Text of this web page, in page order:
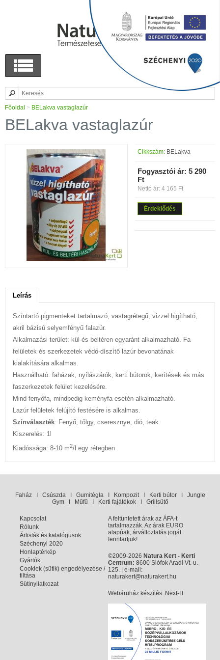
Főoldal > BELakva vastaglazúr
BELakva vastaglazúr
Cikkszám: BELakva
Fogyasztói ár: 5 290
Ft
Nettó ár: 4 165 Ft
Érdeklődés
Leírás
Színtartó pigmenteket tartalmazó, vastagrétegű, vizzel higítható,
akril bázisú selyemfényű falazúr.
Alkalmazási terület: kül-és beltéren egyaránt alkalmazható. Fa
felületek és szerkezetek védő-díszítő lazúr bevonatának
kialakítására alkalmas.
Használható: faházak, nyílászárók, kerti bútorok, kerítések és más
faszerkezetek felület kezelésére.
Mind fenyőfa, mindpedig keményfa esetén alkalmazható.
Lazúr felületek felújító festésére is alkalmas.
Színválaszték: Fenyő, tőlgy, cseresznye, dió, teak.
Kiszerelés: 1l
Kiadóssága: 8-10 m2/l egy rétegben
FaházI CsúszdaI GumitéglaI KompozitI Kerti bútorI Jungle
GymI Műfű Kerti fajátékokI Grillsütő
Kapcsolat
Rólunk
Árlisták és katalógusok
Széchenyi 2020
Honlaptérkép
Gyártók
Cookiek (sütik) engedélyezése /
tiltása
Sütinyilatkozat
A feltüntetett árak az ÁFA-t
tartalmazzák. Az árak EURO
alapúak, árváltoztatás jogát
fenntartjuk!
©2009-2026 Natura Kert - Kerti
Centrum: 8600 Siófok Aradi Vt. u.
125. | e-mail:
naturakert@naturakert.hu
Webáruház készítés: Next-IT